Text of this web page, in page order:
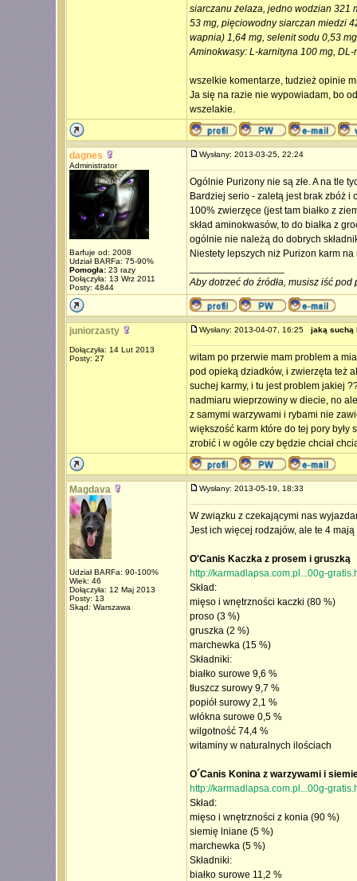
siarczanu żelaza, jedno wodzian 321
53 mg, pięciowodny siarczan miedzi
wapnia) 1,64 mg, selenit sodu 0,53 mg
Aminokwasy: L-karnityna 100 mg,
wszelkie komentarze, tudzież opinie
Ja się na razie nie wypowiadam, bo
wszelakie.
dagnes
Administrator
Barfuje od: 2008
Udział BARFa: 75-90%
Pomogła:23 razy
Dołączyła: 13 Wrz 2011
Posty: 4844
Wysłany: 2013-03-25, 22:24
Ogólnie Purizony nie są złe. A na tle
Bardziej serio - zaletą jest brak zbóż i
100% zwierzęce (jest tam białko z
skład aminokwasów, to do białka z
ogólnie nie należą do dobrych
Niestety lepszych niż Purizon karm
Aby dotrzeć do źródła, musisz iść pod
juniorzasty
Dołączyła: 14 Lut 2013
Posty: 27
Wysłany: 2013-04-07, 16:25 jaką suchą
witam po przerwie mam problem a
pod opieką dziadków, i zwierzęta też
suchej karmy, i tu jest problem jakiej
nadmiaru wieprzowiny w diecie, no
z samymi warzywami i rybami nie
większość karm które do tej pory były
zrobić i w ogóle czy będzie chciał
Magdava
Udział BARFa: 90-100%
Wiek: 46
Dołączyła: 12 Maj 2013
Posty: 13
Skąd: Warszawa
Wysłany: 2013-05-19, 18:33
W związku z czekającymi nas
Jest ich więcej rodzajów, ale te 4
O'Canis Kaczka z prosem i gruszką
http://karmadlapsa.com.pl...00g-
Skład:
mięso i wnętrzności kaczki (80 %)
proso (3 %)
gruszka (2 %)
marchewka (15 %)
Składniki:
białko surowe 9,6 %
tłuszcz surowy 9,7 %
popiół surowy 2,1 %
włókna surowe 0,5 %
wilgotność 74,4 %
witaminy w naturalnych ilościach
O´Canis Konina z warzywami i
http://karmadlapsa.com.pl...00g-
Skład:
mięso i wnętrzności z konia (90 %)
siemię lniane (5 %)
marchewka (5 %)
Składniki:
białko surowe 11,2 %